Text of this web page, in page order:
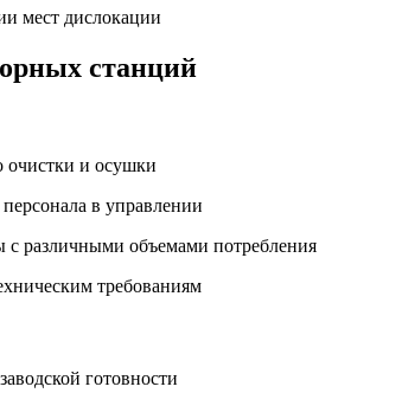
мест дислокации
станций
очистки и осушки
в управлении
с различными объемами потребления
требованиям
готовности